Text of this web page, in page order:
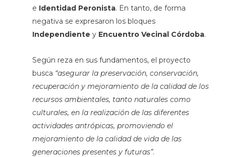
e Identidad Peronista. En tanto, de forma
negativa se expresaron los bloques
Independiente y Encuentro Vecinal Córdoba.
Según reza en sus fundamentos, el proyecto
busca “asegurar la preservación, conservación,
recuperación y mejoramiento de la calidad de los
recursos ambientales, tanto naturales como
culturales, en la realización de las diferentes
actividades antrópicas, promoviendo el
mejoramiento de la calidad de vida de las
generaciones presentes y futuras”.